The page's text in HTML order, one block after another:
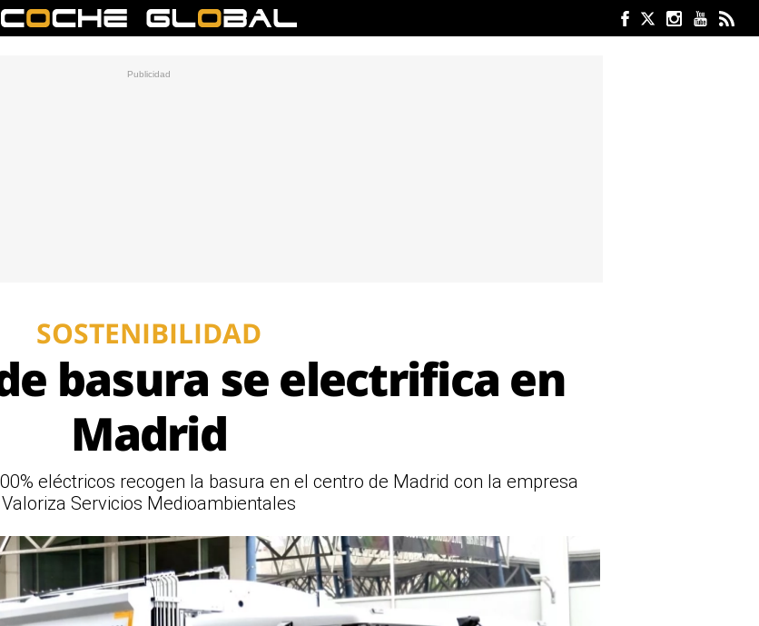
SOSTENIBILIDAD
basura se electrifica en
Madrid
eléctricos recogen la basura en el centro de Madrid con la empresa
Valoriza Servicios Medioambientales